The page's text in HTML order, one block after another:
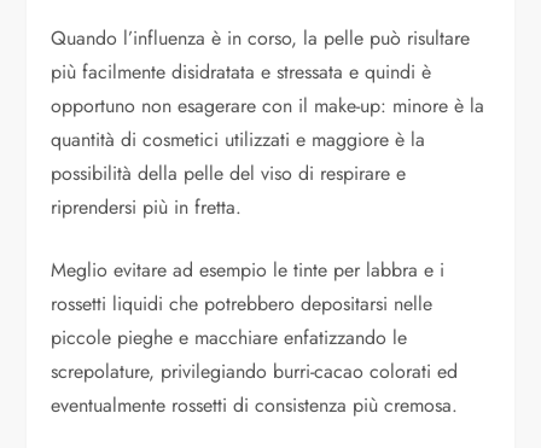
Quando l’influenza è in corso, la pelle può risultare
più facilmente disidratata e stressata e quindi è
opportuno non esagerare con il make-up: minore è la
quantità di cosmetici utilizzati e maggiore è la
possibilità della pelle del viso di respirare e
riprendersi più in fretta.
Meglio evitare ad esempio le tinte per labbra e i
rossetti liquidi che potrebbero depositarsi nelle
piccole pieghe e macchiare enfatizzando le
screpolature, privilegiando burri-cacao colorati ed
eventualmente rossetti di consistenza più cremosa.